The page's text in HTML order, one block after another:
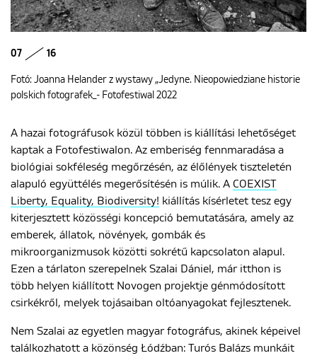
07 16
Fotó: Joanna Helander z wystawy „Jedyne. Nieopowiedziane historie
polskich fotografek_- Fotofestiwal 2022
A hazai fotográfusok közül többen is kiállítási lehetőséget
kaptak a Fotofestiwalon. Az emberiség fennmaradása a
biológiai sokféleség megőrzésén, az élőlények tiszteletén
alapuló együttélés megerősítésén is múlik. A COEXIST
Liberty, Equality, Biodiversity! kiállítás kísérletet tesz egy
kiterjesztett közösségi koncepció bemutatására, amely az
emberek, állatok, növények, gombák és
mikroorganizmusok közötti sokrétű kapcsolaton alapul.
Ezen a tárlaton szerepelnek Szalai Dániel, már itthon is
több helyen kiállított Novogen projektje génmódosított
csirkékről, melyek tojásaiban oltóanyagokat fejlesztenek.
Nem Szalai az egyetlen magyar fotográfus, akinek képeivel
találkozhatott a közönség Łódźban: Turós Balázs munkáit